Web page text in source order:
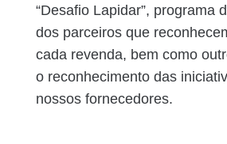
“Desafio Lapidar”, programa
dos parceiros que
cada revenda, bem como
o reconhecimento das
nossos fornecedores.